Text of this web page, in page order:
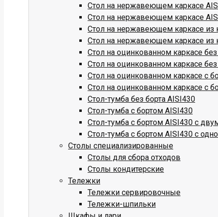
Стол на нержавеющем каркасе
Стол на нержавеющем каркасе
Стол на нержавеющем каркасе из
Стол на нержавеющем каркасе из
Стол на оцинкованном каркасе
Стол на оцинкованном каркасе
Стол на оцинкованном каркасе с
Стол на оцинкованном каркасе с
Стол-тумба без борта AISI430
Стол-тумба с бортом AISI430
Стол-тумба с бортом AISI430 с
Стол-тумба с бортом AISI430 с
Столы специализированные
Столы для сбора отходов
Столы кондитерские
Тележки
Тележки сервировочные
Тележки-шпильки